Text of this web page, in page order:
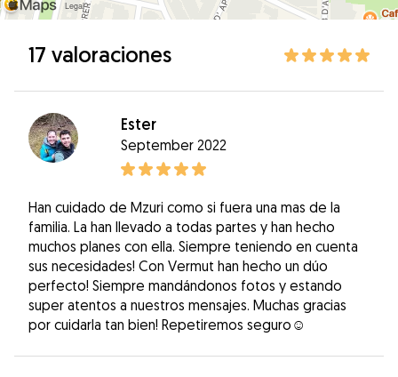
17 valoraciones
Ester
September 2022
Han cuidado de Mzuri como si fuera una mas de la
familia. La han llevado a todas partes y han hecho
muchos planes con ella. Siempre teniendo en cuenta
sus necesidades! Con Vermut han hecho un dúo
perfecto! Siempre mandándonos fotos y estando
super atentos a nuestros mensajes. Muchas gracias
por cuidarla tan bien! Repetiremos seguro☺️